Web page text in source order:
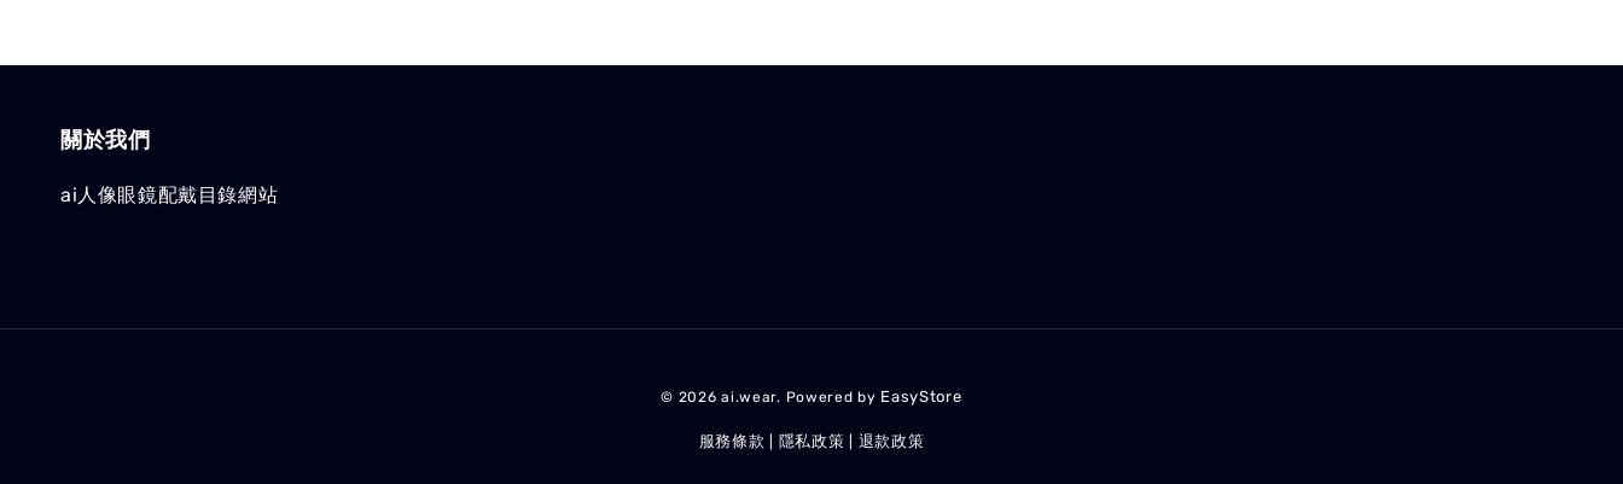
關於我們
ai人像眼鏡配戴目錄網站
© 2026 ai.wear. Powered by EasyStore
服務條款 隱私政策 退款政策